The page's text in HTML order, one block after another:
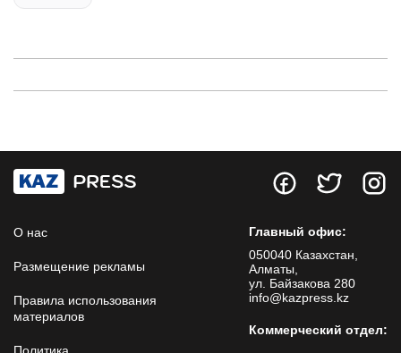
О нас
Размещение рекламы
Правила использования
материалов
Главный офис:
050040 Казахстан,
Алматы,
ул. Байзакова 280
info@kazpress.kz
Коммерческий отдел: